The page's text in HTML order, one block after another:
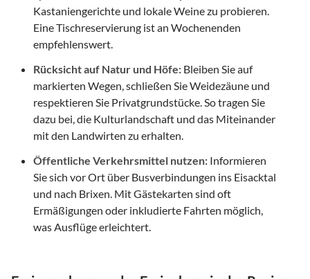
Kastaniengerichte und lokale Weine zu probieren.
Eine Tischreservierung ist an Wochenenden
empfehlenswert.
Rücksicht auf Natur und Höfe: Bleiben Sie auf
markierten Wegen, schließen Sie Weidezäune und
respektieren Sie Privatgrundstücke. So tragen Sie
dazu bei, die Kulturlandschaft und das Miteinander
mit den Landwirten zu erhalten.
Öffentliche Verkehrsmittel nutzen: Informieren
Sie sich vor Ort über Busverbindungen ins Eisacktal
und nach Brixen. Mit Gästekarten sind oft
Ermäßigungen oder inkludierte Fahrten möglich,
was Ausflüge erleichtert.